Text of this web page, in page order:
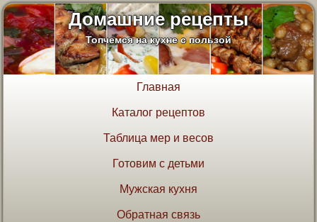
Домашние рецепты
Топчемся на кухне с пользой
Главная
Каталог рецептов
Таблица мер и весов
Готовим с детьми
Мужская кухня
Обратная связь